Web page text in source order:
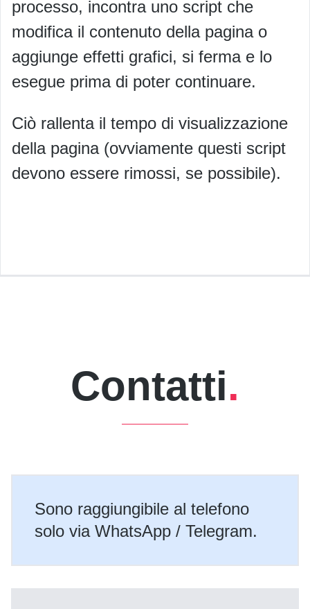
processo, incontra uno script che
modifica il contenuto della pagina o
aggiunge effetti grafici, si ferma e lo
esegue prima di poter continuare.
Ciò rallenta il tempo di visualizzazione
della pagina (ovviamente questi script
devono essere rimossi, se possibile).
Contatti
Sono raggiungibile al telefono
solo via WhatsApp / Telegram.